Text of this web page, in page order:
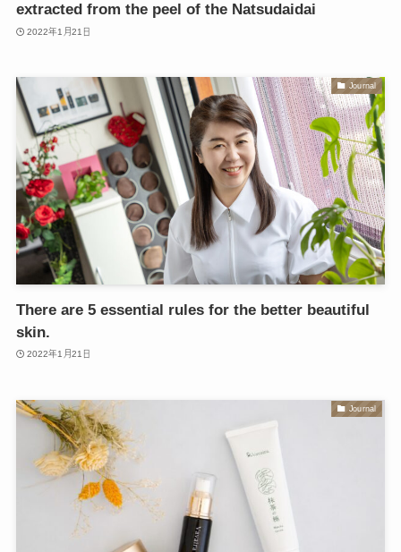
extracted from the peel of the Natsudaidai
2022年1月21日
Journal
There are 5 essential rules for the better beautiful
skin.
2022年1月21日
Journal